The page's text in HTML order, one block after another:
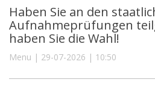
Haben Sie an den
Aufnahmeprüfungen
haben Sie die Wahl!
Menu | 29-07-2026 | 10:50